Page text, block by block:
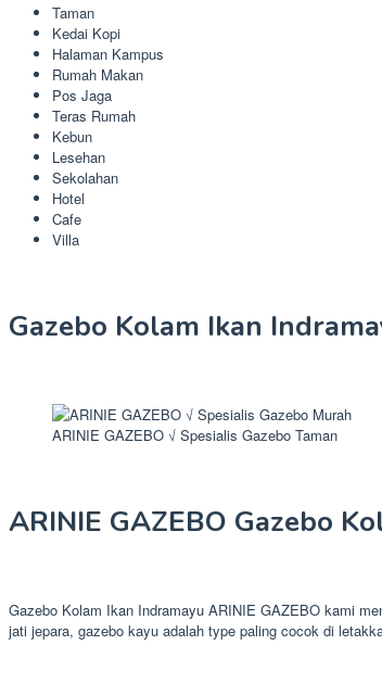
Taman
Kedai Kopi
Halaman Kampus
Rumah Makan
Pos Jaga
Teras Rumah
Kebun
Lesehan
Sekolahan
Hotel
Cafe
Villa
Gazebo Kolam Ikan
ARINIE GAZEBO √ Spesialis Gazebo Taman
ARINIE GAZEBO Gazebo
Gazebo Kolam Ikan Indramayu ARINIE GAZEBO kami
jati jepara, gazebo kayu adalah type paling cocok di